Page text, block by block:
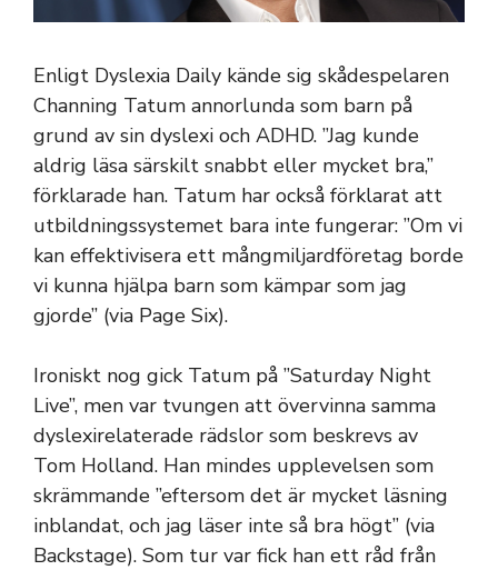
Enligt Dyslexia Daily kände sig skådespelaren
Channing Tatum annorlunda som barn på
grund av sin dyslexi och ADHD. ”Jag kunde
aldrig läsa särskilt snabbt eller mycket bra,”
förklarade han. Tatum har också förklarat att
utbildningssystemet bara inte fungerar: ”Om vi
​​kan effektivisera ett mångmiljardföretag borde
vi kunna hjälpa barn som kämpar som jag
gjorde” (via Page Six).
Ironiskt nog gick Tatum på ”Saturday Night
Live”, men var tvungen att övervinna samma
dyslexirelaterade rädslor som beskrevs av
Tom Holland. Han mindes upplevelsen som
skrämmande ”eftersom det är mycket läsning
inblandat, och jag läser inte så bra högt” (via
Backstage). Som tur var fick han ett råd från